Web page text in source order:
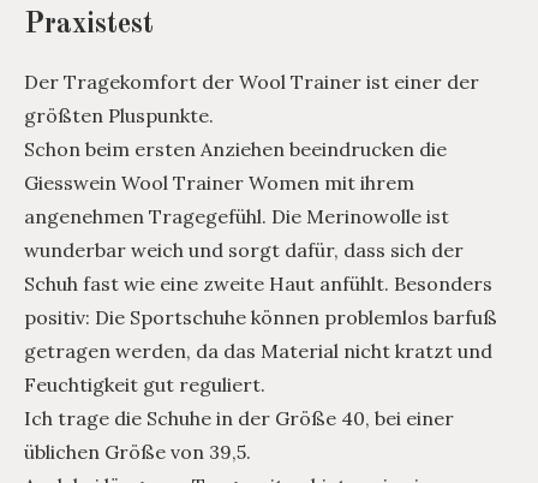
Praxistest
Der Tragekomfort der Wool Trainer ist einer der
größten Pluspunkte.
Schon beim ersten Anziehen beeindrucken die
Giesswein Wool Trainer Women mit ihrem
angenehmen Tragegefühl. Die Merinowolle ist
wunderbar weich und sorgt dafür, dass sich der
Schuh fast wie eine zweite Haut anfühlt. Besonders
positiv: Die Sportschuhe können problemlos barfuß
getragen werden, da das Material nicht kratzt und
Feuchtigkeit gut reguliert.
Ich trage die Schuhe in der Größe 40, bei einer
üblichen Größe von 39,5.